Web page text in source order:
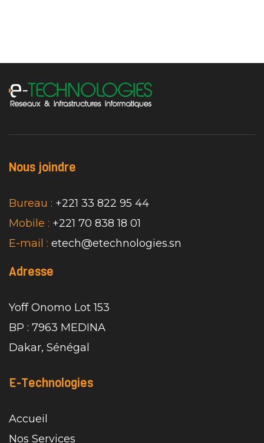
Nous joindre
Bureau : +221 33 822 95 44
Mobile : +221 70 838 18 01
E-mail : etech@etechnologies.sn
Adresse
Yoff Onomo Lot 153
BP : 7963 MEDINA
Dakar, Sénégal
E-Technologies
Accueil
Nos Services